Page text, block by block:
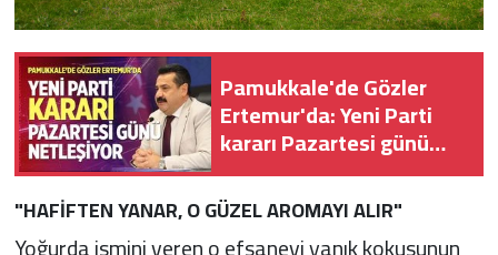
Pamukkale'de Gözler
Ertemur'da: Yeni Parti
kararı Pazartesi günü
netleşiyor
"HAFİFTEN YANAR, O GÜZEL AROMAYI ALIR"